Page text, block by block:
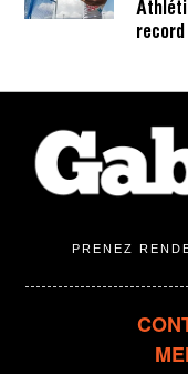
record
PRENEZ